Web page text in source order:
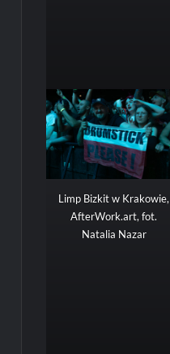
Limp Bizkit w Krakowie,
AfterWork.art, fot.
Natalia Nazar